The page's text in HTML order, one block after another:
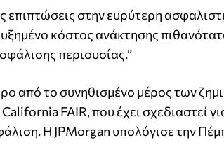
επιπτώσεις στην ευρύτερη
κόστος ανάκτησης
περιουσίας.”
από το συνηθισμένο μέρος των
FAIR, που έχει σχεδιαστεί
Η JPMorgan υπολόγισε την